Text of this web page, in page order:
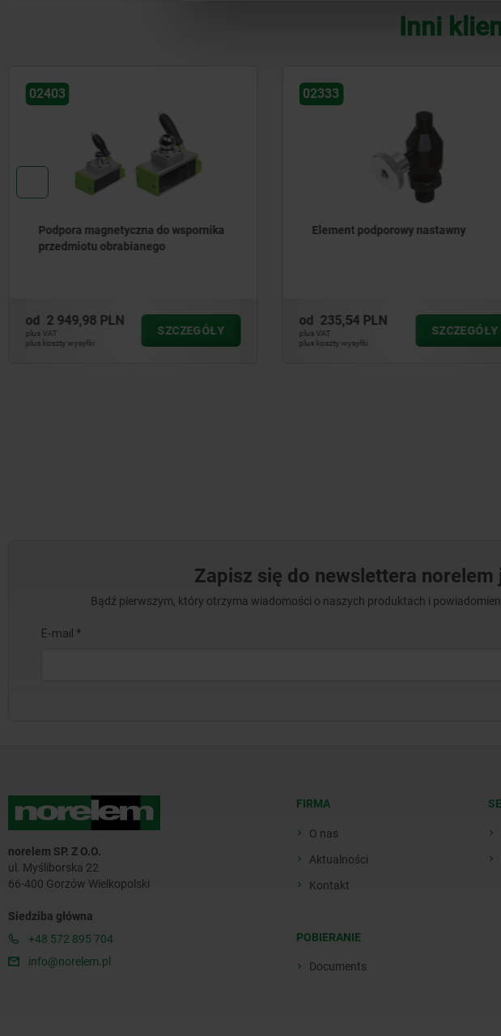
Inni
02333
Element podporowy nastawny
od235,54 PLN
plus VAT
plus koszty wysyłki
SZCZEGÓŁY
02156-02
Nasadki stożkowe, nasadki
od210,65 PLN
plus VAT
plus koszty wysyłki
Zapisz się do newslettera norelem
Bądź pierwszym, który otrzyma wiadomości o naszych produktach i
norelem SP. Z O.O.
ul. Myśliborska 22
66-400 Gorzów Wielkopolski
Siedziba główna
+48 572 895 704
info@norelem.pl
FIRMA
O nas
Aktualności
Kontakt
POBIERANIE
Documents